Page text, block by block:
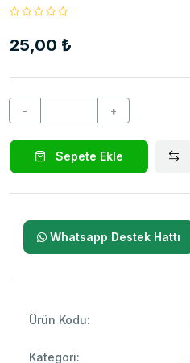
25,00 ₺
− +
Sepete Ekle
Whatsapp Destek Hattı
Ürün Kodu:
Kategori: